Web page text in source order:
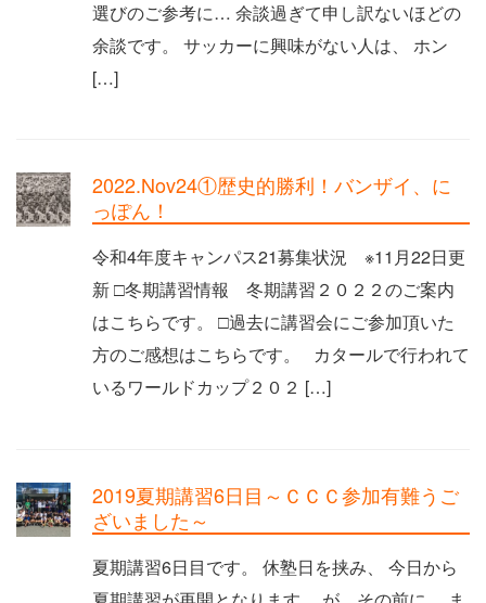
選びのご参考に… 余談過ぎて申し訳ないほどの
余談です。 サッカーに興味がない人は、 ホン
[…]
2022.Nov24①歴史的勝利！バンザイ、に
っぽん！
令和4年度キャンパス21募集状況 ※11月22日更
新 □冬期講習情報 冬期講習２０２２のご案内
はこちらです。 □過去に講習会にご参加頂いた
方のご感想はこちらです。 カタールで行われて
いるワールドカップ２０２ […]
2019夏期講習6日目～ＣＣＣ参加有難うご
ざいました～
夏期講習6日目です。 休塾日を挟み、 今日から